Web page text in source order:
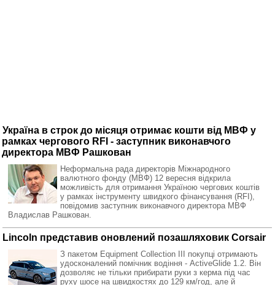
Україна в строк до місяця отримає кошти від МВФ у
рамках чергового RFI - заступник виконавчого
директора МВФ Рашкован
Неформальна рада директорів Міжнародного
валютного фонду (МВФ) 12 вересня відкрила
можливість для отримання Україною чергових коштів
у рамках інструменту швидкого фінансування (RFI),
повідомив заступник виконавчого директора МВФ
Владислав Рашкован.
Lincoln представив оновлений позашляховик Corsair
З пакетом Equipment Collection III покупці отримають
удосконалений помічник водіння - ActiveGlide 1.2. Він
дозволяє не тільки прибирати руки з керма під час
руху шосе на швидкостях до 129 км/год, але й